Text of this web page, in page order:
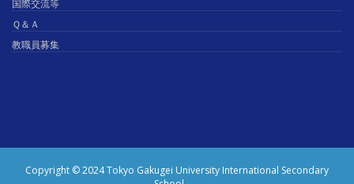
国際交流等
Ｑ＆Ａ
教職員募集
Copyright © 2024 Tokyo Gakugei University International Secondary